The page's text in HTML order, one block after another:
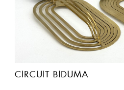
CIRCUIT BIDUMA